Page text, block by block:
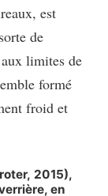
est
de
limites de
formé
froid et
2015),
en